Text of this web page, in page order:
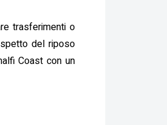
trasferimenti o
del riposo
Coast con un